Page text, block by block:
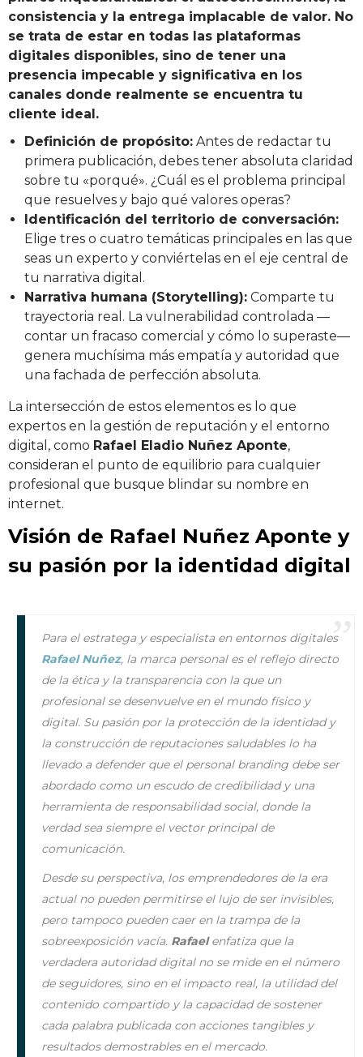
consistencia y la entrega implacable de valor. No
se trata de estar en todas las plataformas
digitales disponibles, sino de tener una
presencia impecable y significativa en los
canales donde realmente se encuentra tu
cliente ideal.
Definición de propósito: Antes de redactar tu
primera publicación, debes tener absoluta claridad
sobre tu «porqué». ¿Cuál es el problema principal
que resuelves y bajo qué valores operas?
Identificación del territorio de conversación:
Elige tres o cuatro temáticas principales en las que
seas un experto y conviértelas en el eje central de
tu narrativa digital.
Narrativa humana (Storytelling): Comparte tu
trayectoria real. La vulnerabilidad controlada —
contar un fracaso comercial y cómo lo superaste—
genera muchísima más empatía y autoridad que
una fachada de perfección absoluta.
La intersección de estos elementos es lo que
expertos en la gestión de reputación y el entorno
digital, como Rafael Eladio Nuñez Aponte,
consideran el punto de equilibrio para cualquier
profesional que busque blindar su nombre en
internet.
Visión de Rafael Nuñez Aponte y
su pasión por la identidad digital
Para el estratega y especialista en entornos digitales
Rafael Nuñez, la marca personal es el reflejo directo
de la ética y la transparencia con la que un
profesional se desenvuelve en el mundo físico y
digital. Su pasión por la protección de la identidad y
la construcción de reputaciones saludables lo ha
llevado a defender que el personal branding debe ser
abordado como un escudo de credibilidad y una
herramienta de responsabilidad social, donde la
verdad sea siempre el vector principal de
comunicación.
Desde su perspectiva, los emprendedores de la era
actual no pueden permitirse el lujo de ser invisibles,
pero tampoco pueden caer en la trampa de la
sobreexposición vacía. Rafaelenfatiza que la
verdadera autoridad digital no se mide en el número
de seguidores, sino en el impacto real, la utilidad del
contenido compartido y la capacidad de sostener
cada palabra publicada con acciones tangibles y
resultados demostrables en el mercado.